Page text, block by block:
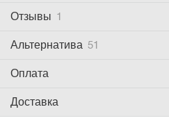
Отзывы 1
Альтернатива 51
Оплата
Доставка